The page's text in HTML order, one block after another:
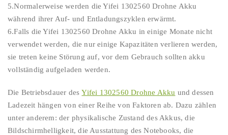
5.Normalerweise werden die Yifei 1302560 Drohne Akku
während ihrer Auf- und Entladungszyklen erwärmt.
6.Falls die Yifei 1302560 Drohne Akku in einige Monate nicht
verwendet werden, die nur einige Kapazitäten verlieren werden,
sie treten keine Störung auf, vor dem Gebrauch sollten akku
vollständig aufgeladen werden.
Die Betriebsdauer desYifei 1302560 Drohne Akku und dessen
Ladezeit hängen von einer Reihe von Faktoren ab. Dazu zählen
unter anderem: der physikalische Zustand des Akkus, die
Bildschirmhelligkeit, die Ausstattung des Notebooks, die